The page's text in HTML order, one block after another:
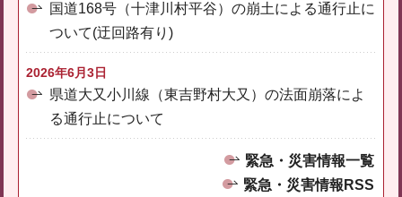
国道168号（十津川村平谷）の崩土による通行止に
ついて(迂回路有り)
2026年6月3日
県道大又小川線（東吉野村大又）の法面崩落によ
る通行止について
緊急・災害情報一覧
緊急・災害情報RSS